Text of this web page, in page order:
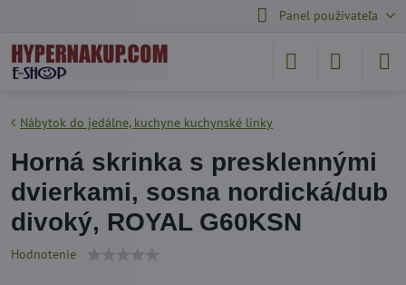
Panel používateľa
Nábytok do jedálne, kuchyne kuchynské linky
Horná skrinka s presklennými
dvierkami, sosna nordická/dub
divoký, ROYAL G60KSN
Hodnotenie